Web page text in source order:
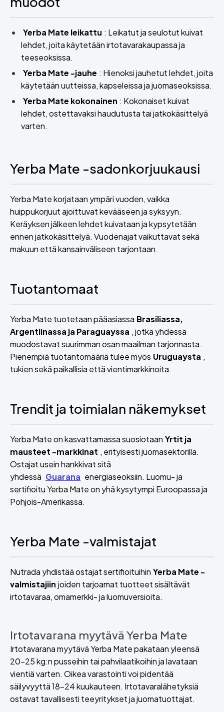
Yerba Mate leikattu : Leikatut ja seulotut kuivat
lehdet, joita käytetään irtotavarakaupassa ja
teeseoksissa.
Yerba Mate -jauhe : Hienoksi jauhetut lehdet, joita
käytetään uutteissa, kapseleissa ja juomaseoksissa.
Yerba Mate kokonainen : Kokonaiset kuivat
lehdet, ostettavaksi haudutusta tai jatkokäsittelyä
varten.
Yerba Mate -sadonkorjuukausi
Yerba Mate korjataan ympäri vuoden, vaikka
huippukorjuut ajoittuvat kevääseen ja syksyyn.
Keräyksen jälkeen lehdet kuivataan ja kypsytetään
ennen jatkokäsittelyä. Vuodenajat vaikuttavat sekä
makuun että kansainväliseen tarjontaan.
Tuotantomaat
Yerba Mate tuotetaan pääasiassa Brasiliassa,
Argentiinassa ja Paraguayssa , jotka yhdessä
muodostavat suurimman osan maailman tarjonnasta.
Pienempiä tuotantomääriä tulee myös Uruguaysta ,
tukien sekä paikallisia että vientimarkkinoita.
Trendit ja toimialan näkemykset
Yerba Mate on kasvattamassa suosiotaan Yrtit ja
mausteet -markkinat , erityisesti juomasektorilla.
Ostajat usein hankkivat sitä
yhdessä Guarana energiaseoksiin. Luomu- ja
sertifioitu Yerba Mate on yhä kysytympi Euroopassa ja
Pohjois-Amerikassa.
Yerba Mate -valmistajat
Nutrada yhdistää ostajat sertifioituihin Yerba Mate -
valmistajiin joiden tarjoamat tuotteet sisältävät
irtotavaraa, omamerkki- ja luomuversioita.
Irtotavarana myytävä Yerba Mate
Irtotavarana myytävä Yerba Mate pakataan yleensä
20–25 kg:n pusseihin tai pahvilaatikoihin ja lavataan
vientiä varten. Oikea varastointi voi pidentää
säilyvyyttä 18–24 kuukauteen. Irtotavaralähetyksiä
ostavat tavallisesti teeyritykset ja juomatuottajat.